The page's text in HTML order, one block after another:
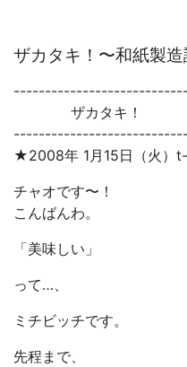
ザカタキ！〜和紙製
ザカタキ！
★2008年 1月15日（火）
チャオです〜！
こんばんわ。
「美味しい」
って…、
ミチビッチです。
先程まで、